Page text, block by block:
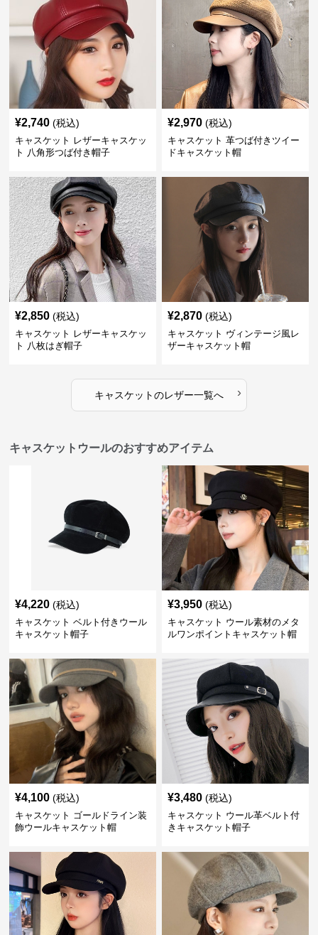
¥2,740 (税込)
キャスケット レザーキャスケッ
ト 八角形つば付き帽子
¥2,970 (税込)
キャスケット 革つば付きツイー
ドキャスケット帽
¥2,850 (税込)
キャスケット レザーキャスケッ
ト 八枚はぎ帽子
¥2,870 (税込)
キャスケット ヴィンテージ風レ
ザーキャスケット帽
キャスケットのレザー一覧へ ›
キャスケットウールのおすすめアイテム
¥4,220 (税込)
キャスケット ベルト付きウール
キャスケット帽子
¥3,950 (税込)
キャスケット ウール素材のメタ
ルワンポイントキャスケット帽
¥4,100 (税込)
キャスケット ゴールドライン装
飾ウールキャスケット帽
¥3,480 (税込)
キャスケット ウール革ベルト付
きキャスケット帽子